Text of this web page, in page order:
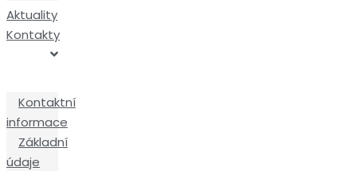
Aktuality
Kontakty
Kontaktní
informace
Základní
údaje